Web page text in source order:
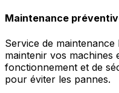
Maintenance
Service de
maintenir vos machines
fonctionnement et de
pour éviter les pannes.